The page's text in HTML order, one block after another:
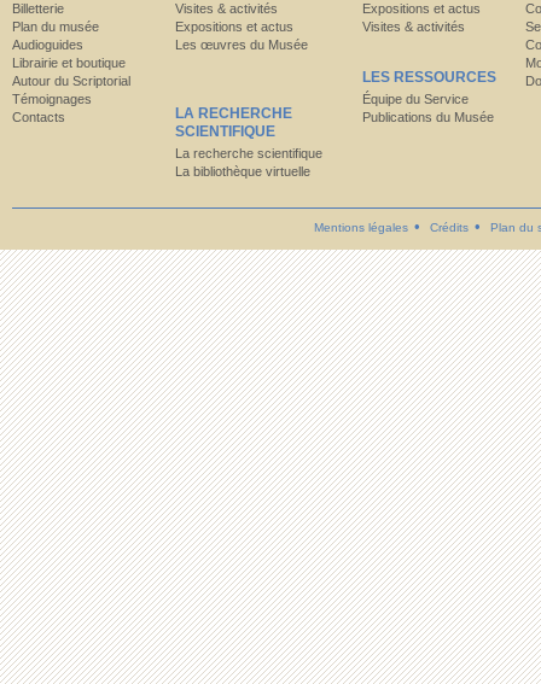
Billetterie
Plan du musée
Audioguides
Librairie et boutique
Autour du Scriptorial
Témoignages
Contacts
Visites & activités
Expositions et actus
Les œuvres du Musée
LA RECHERCHE
SCIENTIFIQUE
La recherche scientifique
La bibliothèque virtuelle
Expositions et actus
Visites & activités
LES RESSOURCES
Équipe du Service
Publications du Musée
Mentions légales Crédits Plan du